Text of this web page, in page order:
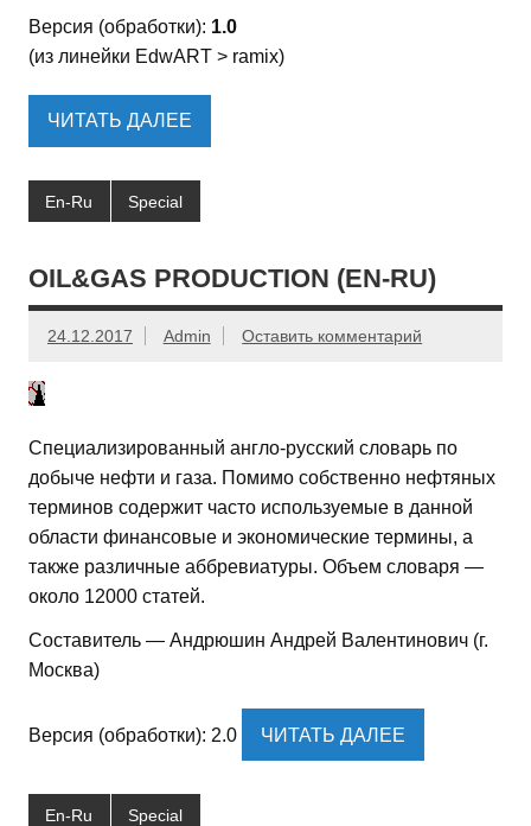
Версия (обработки): 1.0
(из линейки EdwART > ramix)
ЧИТАТЬ ДАЛЕЕ
En-Ru Special
OIL&GAS PRODUCTION (EN-RU)
24.12.2017 Admin Оставить комментарий
Специализированный англо-русский словарь по
добыче нефти и газа. Помимо собственно нефтяных
терминов содержит часто используемые в данной
области финансовые и экономические термины, а
также различные аббревиатуры. Объем словаря —
около 12000 статей.
Составитель — Андрюшин Андрей Валентинович (г.
Москва)
Версия (обработки): 2.0 ЧИТАТЬ ДАЛЕЕ
En-Ru Special